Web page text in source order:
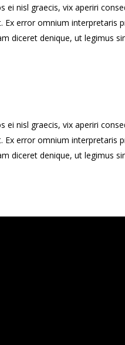
nisl graecis, vix aperiri
error omnium interpretaris
diceret denique, ut legimus
nisl graecis, vix aperiri
error omnium interpretaris
diceret denique, ut legimus